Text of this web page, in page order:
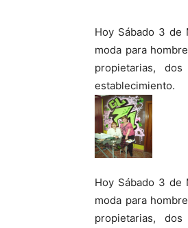
Hoy Sábado 3 de
moda para
propietarias,
establecimiento.
Hoy Sábado 3 de
moda para
propietarias,